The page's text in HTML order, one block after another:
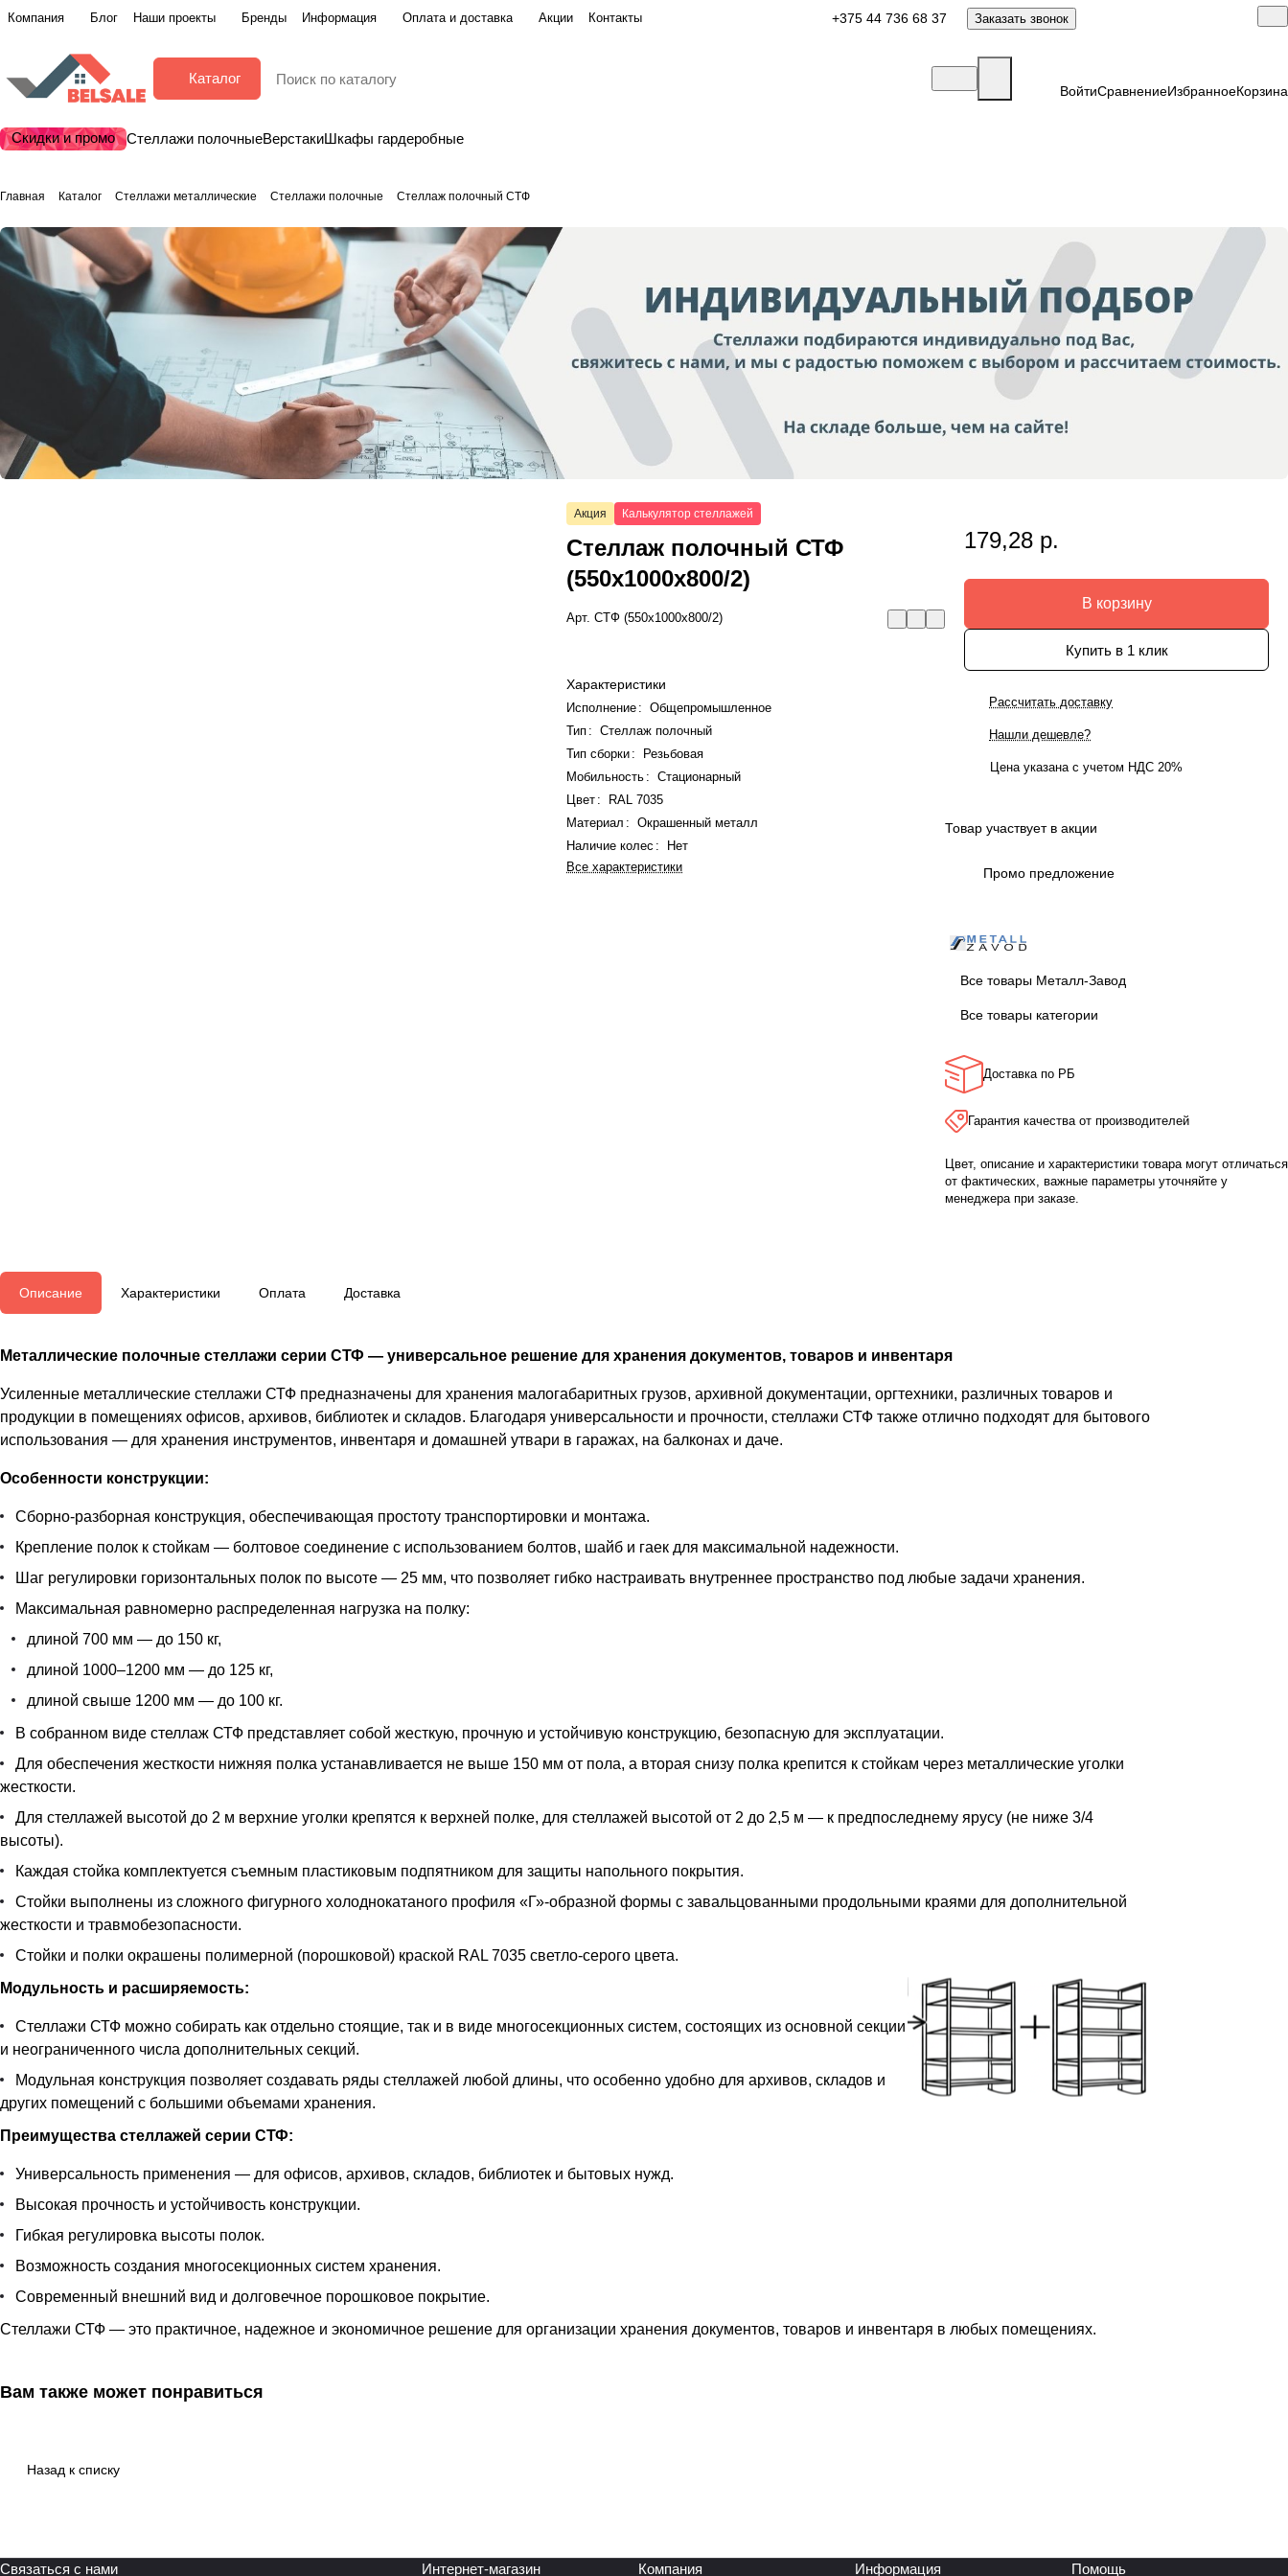
Компания Блог Наши проекты Бренды Информация Оплата и доставка Акции Контакты +375 44 736 68 37 Заказать звонок
Каталог
ВойтиСравнениеИзбранноеКорзина
Скидки и промо Стеллажи полочныеВерстакиШкафы гардеробные
Главная Каталог Стеллажи металлические Стеллажи полочные Стеллаж полочный СТФ
Акция Калькулятор стеллажей
Стеллаж полочный СТФ
(550x1000x800/2)
Арт.СТФ (550x1000x800/2)
Характеристики
Исполнение :
Общепромышленное
Тип :
Стеллаж полочный
Тип сборки:
Резьбовая
Мобильность :
Стационарный
Цвет :
RAL 7035
Материал :
Окрашенный металл
Наличие колес :
Нет
Все характеристики
179,28 р.
В корзину
Купить в 1 клик
Рассчитать доставку
Нашли дешевле?
Цена указана с учетом НДС 20%
Товар участвует в акции
Промо предложение
Все товары Металл-Завод
Все товары категории
Доставка по РБ
Гарантия качества от производителей
Цвет, описание и характеристики товара могут отличаться
от фактических, важные параметры уточняйте у
менеджера при заказе.
Описание Характеристики Оплата Доставка
Металлические полочные стеллажи серии СТФ — универсальное решение для хранения документов, товаров и инвентаря
Усиленные металлические стеллажи СТФ предназначены для хранения малогабаритных грузов, архивной документации, оргтехники, различных товаров и
продукции в помещениях офисов, архивов, библиотек и складов. Благодаря универсальности и прочности, стеллажи СТФ также отлично подходят для бытового
использования — для хранения инструментов, инвентаря и домашней утвари в гаражах, на балконах и даче.
Особенности конструкции:
Сборно-разборная конструкция, обеспечивающая простоту транспортировки и монтажа.
Крепление полок к стойкам — болтовое соединение с использованием болтов, шайб и гаек для максимальной надежности.
Шаг регулировки горизонтальных полок по высоте — 25 мм, что позволяет гибко настраивать внутреннее пространство под любые задачи хранения.
Максимальная равномерно распределенная нагрузка на полку:
длиной 700 мм — до 150 кг,
длиной 1000–1200 мм — до 125 кг,
длиной свыше 1200 мм — до 100 кг.
В собранном виде стеллаж СТФ представляет собой жесткую, прочную и устойчивую конструкцию, безопасную для эксплуатации.
Для обеспечения жесткости нижняя полка устанавливается не выше 150 мм от пола, а вторая снизу полка крепится к стойкам через металлические уголки
жесткости.
Для стеллажей высотой до 2 м верхние уголки крепятся к верхней полке, для стеллажей высотой от 2 до 2,5 м — к предпоследнему ярусу (не ниже 3/4
высоты).
Каждая стойка комплектуется съемным пластиковым подпятником для защиты напольного покрытия.
Стойки выполнены из сложного фигурного холоднокатаного профиля «Г»-образной формы с завальцованными продольными краями для дополнительной
жесткости и травмобезопасности.
Стойки и полки окрашены полимерной (порошковой) краской RAL 7035 светло-серого цвета.
Модульность и расширяемость:
Стеллажи СТФ можно собирать как отдельно стоящие, так и в виде многосекционных систем, состоящих из основной секции
и неограниченного числа дополнительных секций.
Модульная конструкция позволяет создавать ряды стеллажей любой длины, что особенно удобно для архивов, складов и
других помещений с большими объемами хранения.
Преимущества стеллажей серии СТФ:
Универсальность применения — для офисов, архивов, складов, библиотек и бытовых нужд.
Высокая прочность и устойчивость конструкции.
Гибкая регулировка высоты полок.
Возможность создания многосекционных систем хранения.
Современный внешний вид и долговечное порошковое покрытие.
Стеллажи СТФ — это практичное, надежное и экономичное решение для организации хранения документов, товаров и инвентаря в любых помещениях.
Вам также может понравиться
Назад к списку
Связаться с нами Интернет-магазин Компания Информация Помощь